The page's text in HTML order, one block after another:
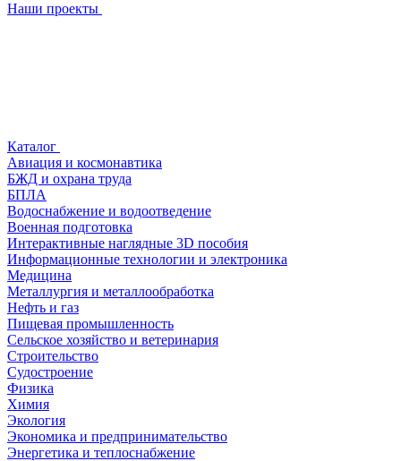
Наши проекты
Каталог
Авиация и космонавтика
БЖД и охрана труда
БПЛА
Водоснабжение и водоотведение
Военная подготовка
Интерактивные наглядные 3D пособия
Информационные технологии и электроника
Медицина
Металлургия и металлообработка
Нефть и газ
Пищевая промышленность
Сельское хозяйство и ветеринария
Строительство
Судостроение
Физика
Химия
Экология
Экономика и предпринимательство
Энергетика и теплоснабжение